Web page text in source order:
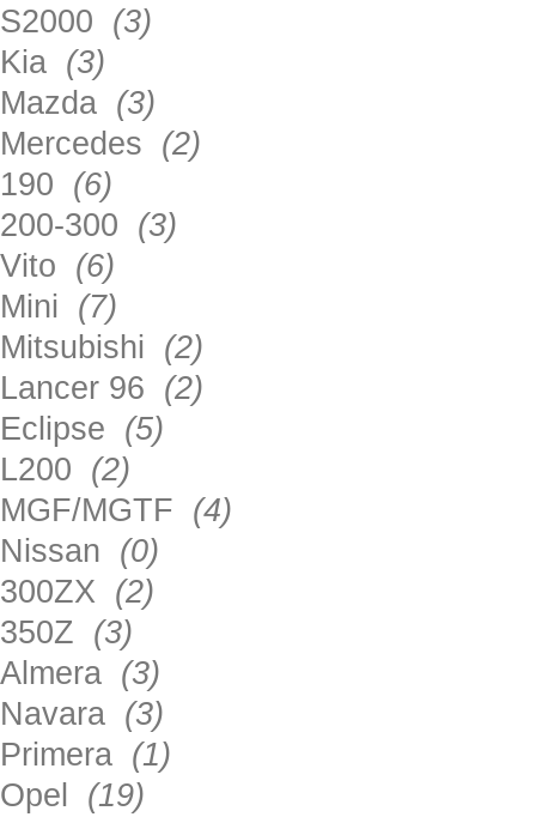
S2000 (3)
Kia (3)
Mazda (3)
Mercedes (2)
190 (6)
200-300 (3)
Vito (6)
Mini (7)
Mitsubishi (2)
Lancer 96 (2)
Eclipse (5)
L200 (2)
MGF/MGTF (4)
Nissan (0)
300ZX (2)
350Z (3)
Almera (3)
Navara (3)
Primera (1)
Opel (19)